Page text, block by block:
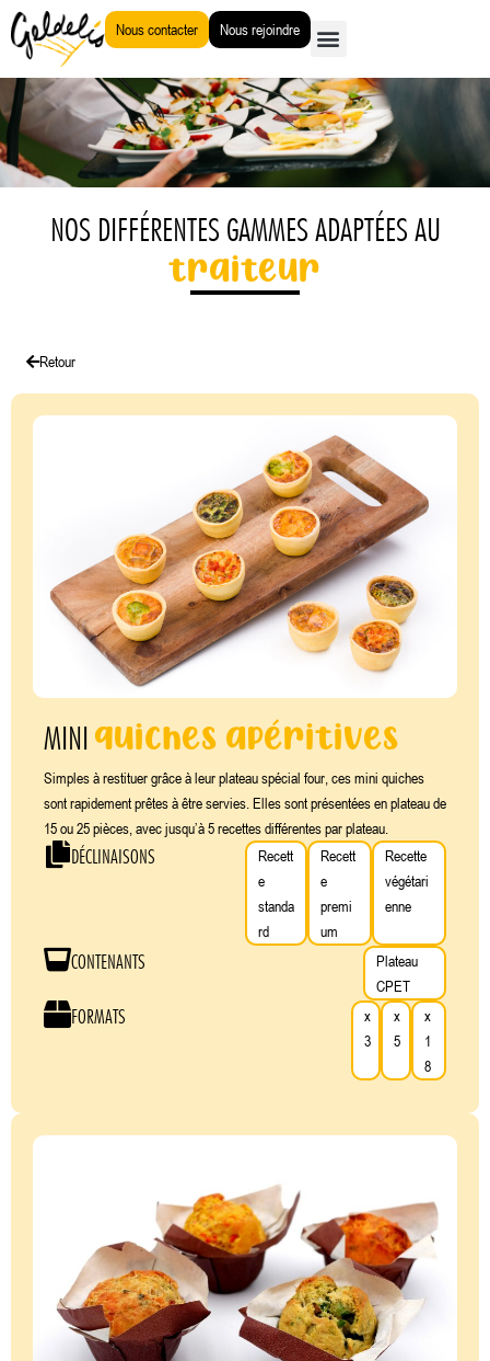
Aller
contenu
Nous contacter Nous rejoindre
NOS DIFFÉRENTES GAMMES ADAPTÉES AU
traiteur
Retour
MINIquiches apéritives
Simples à restituer grâce à leur plateau spécial four, ces mini quiches
sont rapidement prêtes à être servies. Elles sont présentées en plateau de
15 ou 25 pièces, avec jusqu’à 5 recettes différentes par plateau.
DÉCLINAISONS
Recett
e
standa
rd
Recett
e
premi
um
Recette
végétari
enne
CONTENANTS
Plateau
CPET
FORMATS
x
3
x
5
x
1
8